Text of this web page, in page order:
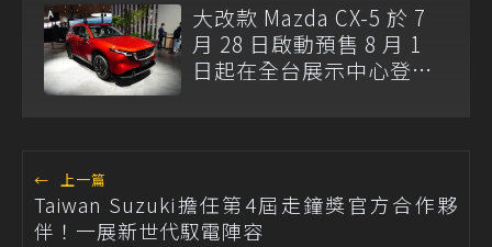
大改款 Mazda CX-5 於 7
月 28 日啟動預售 8 月 1
日起在全台展示中心登
← 上一篇
Taiwan Suzuki擔任第4屆走鐘獎官方合作夥
伴！一展新世代馭電陣容